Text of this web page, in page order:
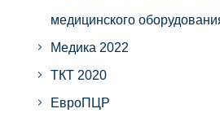
медицинского
Медика 2022
ТКТ 2020
ЕвроПЦР